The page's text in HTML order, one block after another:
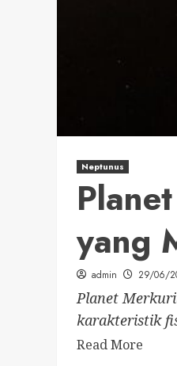
Neptunus
yang
admin 29/06/
Planet
karakteristik
Read More